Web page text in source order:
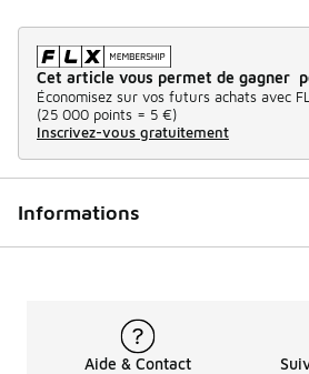
Cet article vous permet de gagner
Économisez sur vos futurs achats avec
(25 000 points = 5 €)
Inscrivez-vous gratuitement
Informations
Aide & Contact